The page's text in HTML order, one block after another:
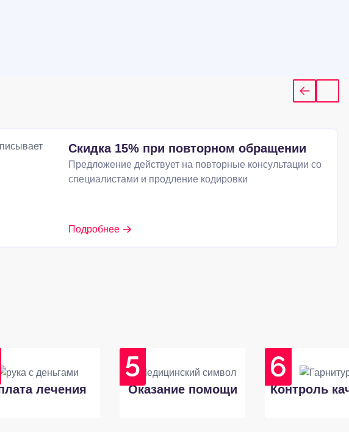
Скидка 15% при повторном обращении
Предложение действует на повторные консультации со
специалистами и продление кодировки
Подробнее
лечения Оказание помощи Контроль